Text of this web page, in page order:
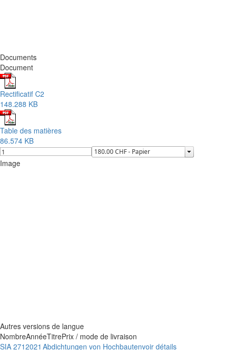
Documents
Document
Rectificatif C2
148.288 KB
Table des matières
86.574 KB
Image
Autres versions de langue
NombreAnnéeTitrePrix / mode de livraison
SIA 2712021 Abdichtungen von Hochbautenvoir détails